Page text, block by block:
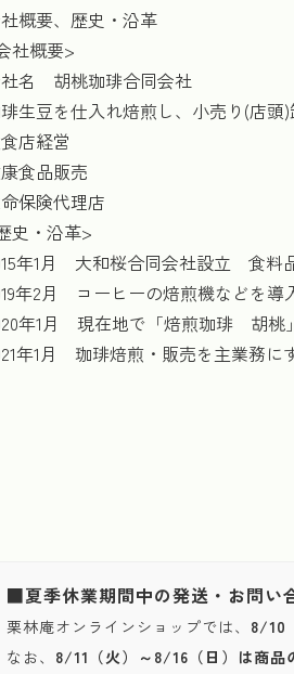
概要、歴史・沿革
社概要>
名 胡桃珈琲合同会社
生豆を仕入れ焙煎し、小売り(店頭
店経営
食品販売
保険代理店
史・沿革>
年1月 大和桜合同会社設立 食料
年2月 コーヒーの焙煎機などを導
年1月 現在地で「焙煎珈琲 胡桃
年1月 珈琲焙煎・販売を主業務
■夏季休業期間中の発送・お問い
栗林庵オンラインショップでは、 8/10
なお、 8/11（火）～8/16（日）は商品